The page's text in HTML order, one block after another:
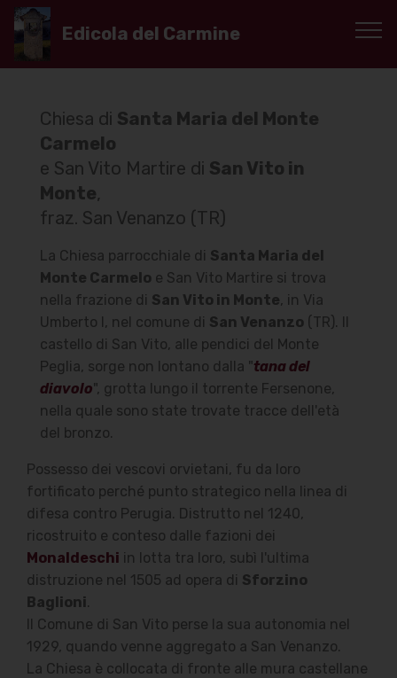
Edicola del Carmine
Chiesa di Santa Maria del Monte
Carmelo
e San Vito Martire di San Vito in
Monte,
fraz. San Venanzo (TR)
La Chiesa parrocchiale di Santa Maria del
Monte Carmelo e San Vito Martire si trova
nella frazione di San Vito in Monte, in Via
Umberto I, nel comune di San Venanzo (TR). Il
castello di San Vito, alle pendici del Monte
Peglia, sorge non lontano dalla "tana del
diavolo", grotta lungo il torrente Fersenone,
nella quale sono state trovate tracce dell'età
del bronzo.
Possesso dei vescovi orvietani, fu da loro
fortificato perché punto strategico nella linea di
difesa contro Perugia. Distrutto nel 1240,
ricostruito e conteso dalle fazioni dei
Monaldeschi in lotta tra loro, subì l'ultima
distruzione nel 1505 ad opera di Sforzino
Baglioni.
Il Comune di San Vito perse la sua autonomia nel
1929, quando venne aggregato a San Venanzo.
La Chiesa è collocata di fronte alle mura castellane